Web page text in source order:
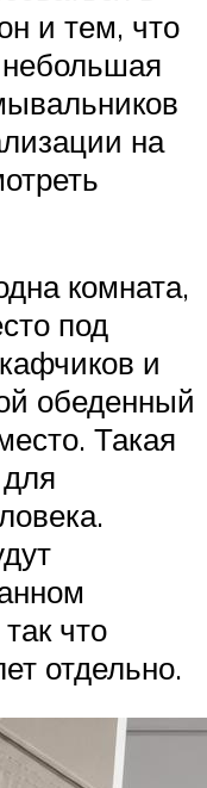
и тем, что
на
комната,
под
и
обеденный
Такая
что
отдельно.